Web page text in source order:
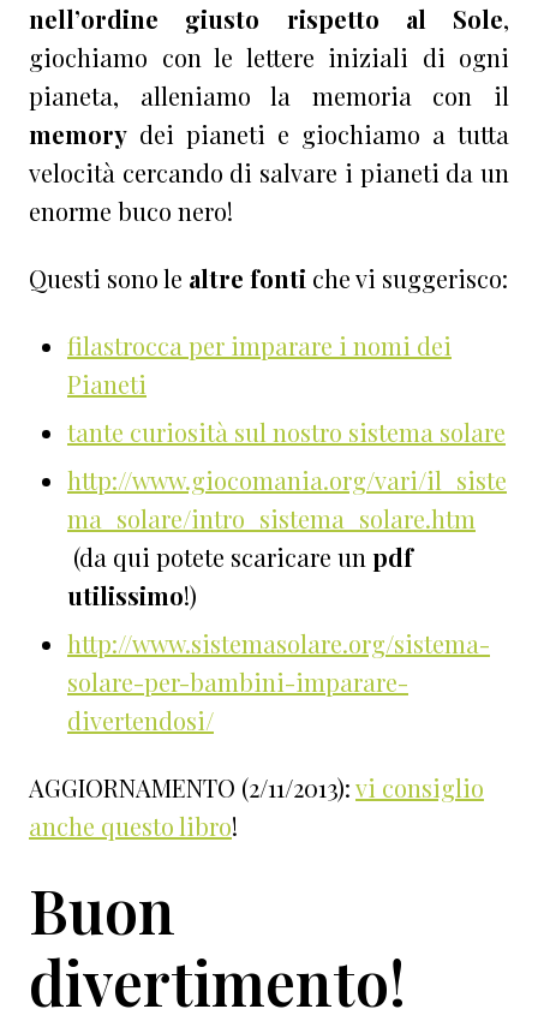
nell’ordine giusto rispetto al Sole,
giochiamo con le lettere iniziali di ogni
pianeta, alleniamo la memoria con il
memory dei pianeti e giochiamo a tutta
velocità cercando di salvare i pianeti da un
enorme buco nero!
Questi sono le altre fonti che vi suggerisco:
filastrocca per imparare i nomi dei
Pianeti
tante curiosità sul nostro sistema solare
http://www.giocomania.org/vari/il_siste
ma_solare/intro_sistema_solare.htm
(da qui potete scaricare un pdf
utilissimo!)
http://www.sistemasolare.org/sistema-
solare-per-bambini-imparare-
divertendosi/
AGGIORNAMENTO (2/11/2013):vi consiglio
anche questo libro!
Buon
divertimento!